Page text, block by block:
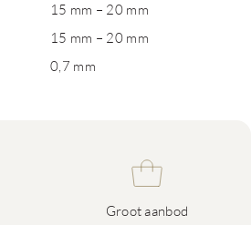
15 mm – 20 mm
15 mm – 20 mm
0,7 mm
Groot aanbod